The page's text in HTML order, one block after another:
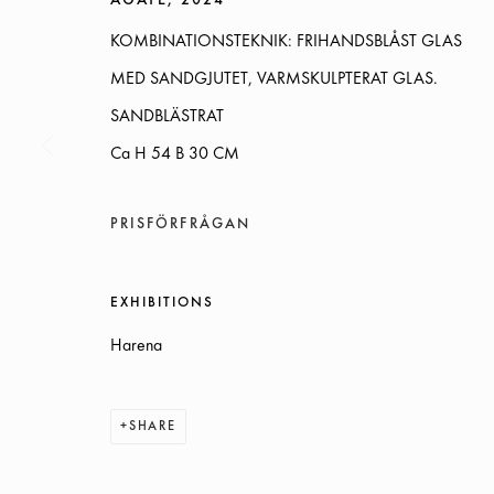
ONSDAG-TORS, 12-18, FREDAG 12-17, LÖRDAG 12-16
ÖVRIGA TIDER ÖPPET ENLIGT ÖVERENSKOMMELSE
INFO@GALLERIGLAS.SE
KOMBINATIONSTEKNIK: FRIHANDSBLÅST GLAS
MED SANDGJUTET, VARMSKULPTERAT GLAS.
SANDBLÄSTRAT
Ca H 54 B 30 CM
PRISFÖRFRÅGAN
EXHIBITIONS
Harena
SHARE